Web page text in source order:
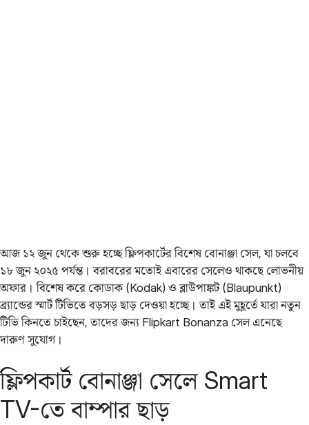
আজ ১২ জুন থেকে শুরু হচ্ছে ফ্লিপকার্টের বিশেষ বোনাঞ্জা সেল, যা চলবে
১৮ জুন ২০২৫ পর্যন্ত। বরাবরের মতোই এবারের সেলেও থাকছে লোভনীয়
অফার। বিশেষ করে কোডাক (Kodak) ও ব্লাউপাঙ্কট (Blaupunkt)
ব্র্যান্ডের স্মার্ট টিভিতে বড়সড় ছাড় দেওয়া হচ্ছে। তাই এই মুহূর্তে যারা নতুন
টিভি কিনতে চাইছেন, তাদের জন্য Flipkart Bonanza সেল এনেছে
দারুণ সুযোগ।
ফ্লিপকার্ট বোনাঞ্জা সেলে Smart
TV-তে বাম্পার ছাড়